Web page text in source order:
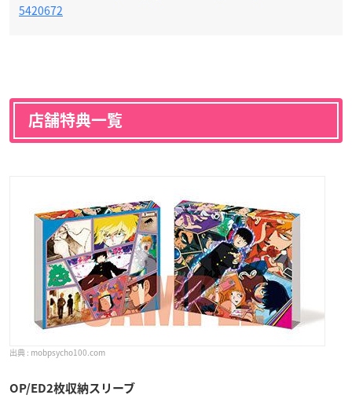
5420672
店舗特典一覧
mobpsycho100.com
OP/ED2枚収納スリーブ